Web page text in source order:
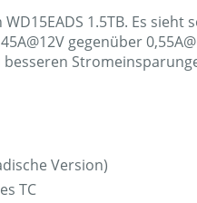
1.5TB. Es
gegenüber
besseren
Version)
TC